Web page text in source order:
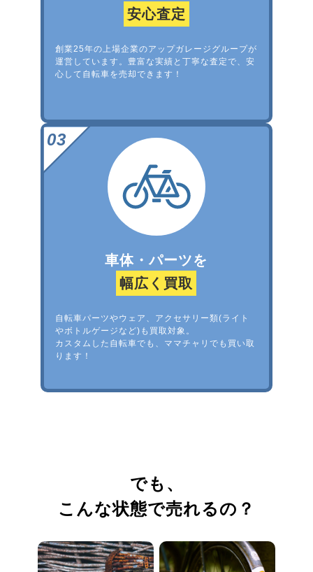
安心査定
創業25年の上場企業のアップガレージグループが
運営しています。豊富な実績と丁寧な査定で、安
心して自転車を売却できます！
車体・パーツを
幅広く買取
自転車パーツやウェア、アクセサリー類(ライト
やボトルゲージなど)も買取対象。
カスタムした自転車でも、ママチャリでも買い取
ります！
でも、
こんな状態で売れるの？